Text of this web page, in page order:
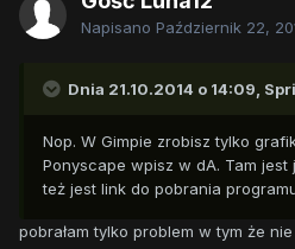
Napisano Październik 22,
Dnia 21.10.2014 o 14:09,
Nop. W Gimpie zrobisz tylko
Ponyscape wpisz w dA. Tam
też jest link do pobrania
pobrałam tylko problem w tym że